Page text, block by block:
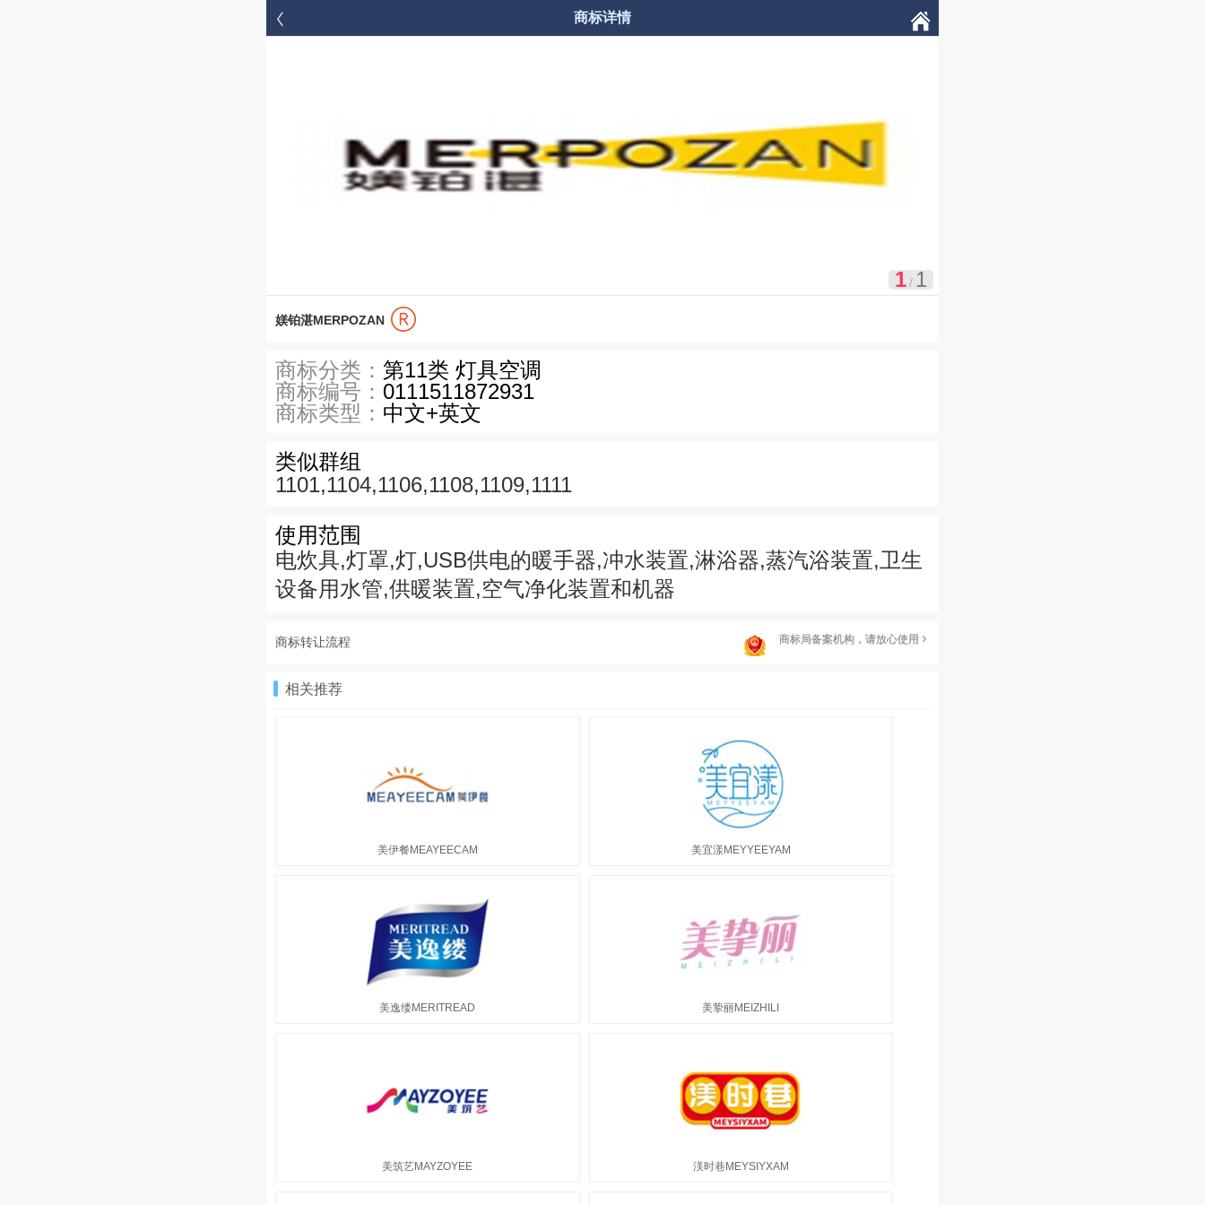
 商标详情
1/ 1
媄铂湛MERPOZAN
商标分类： 第11类 灯具空调
商标编号： 0111511872931
商标类型： 中文+英文
类似群组
1101,1104,1106,1108,1109,1111
使用范围
电炊具,灯罩,灯,USB供电的暖手器,冲水装置,淋浴器,蒸汽浴装置,卫生
设备用水管,供暖装置,空气净化装置和机器
商标转让流程 商标局备案机构，请放心使用
相关推荐
美伊餐MEAYEECAM 美宜漾MEYYEEYAM
美逸缕MERITREAD 美挚丽MEIZHILI
美筑艺MAYZOYEE 渼时巷MEYSIYXAM